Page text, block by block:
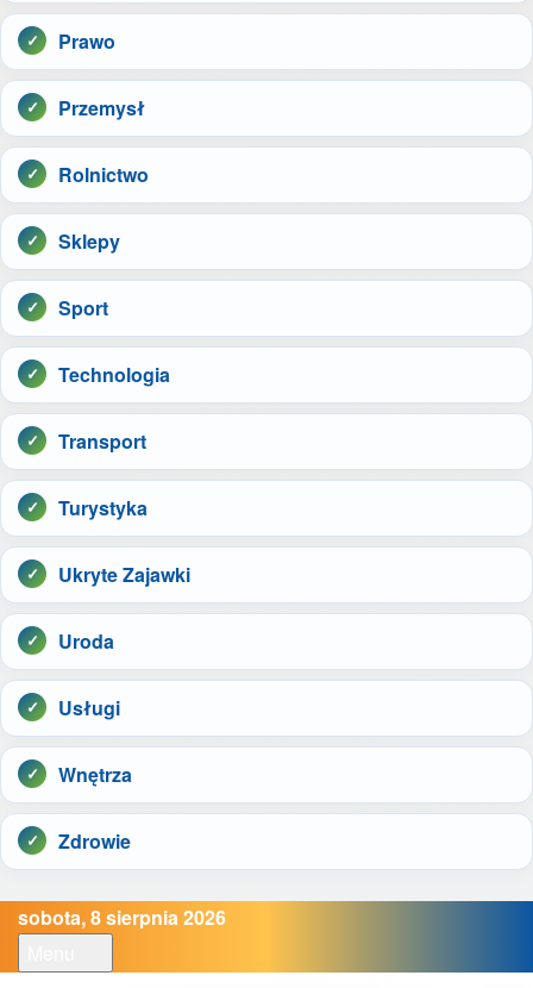
Prawo
Przemysł
Rolnictwo
Sklepy
Sport
Technologia
Transport
Turystyka
Ukryte Zajawki
Uroda
Usługi
Wnętrza
Zdrowie
sobota, 8 sierpnia 2026